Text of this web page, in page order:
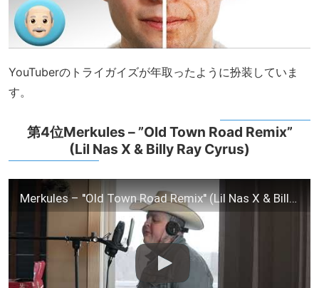
YouTuberのトライガイズが年取ったように扮装していま
す。
第4位Merkules – ”Old Town Road Remix”
(Lil Nas X & Billy Ray Cyrus)
Merkules – ''Old Town Road Remix'' (Lil Nas X & Billy Ray Cyrus)